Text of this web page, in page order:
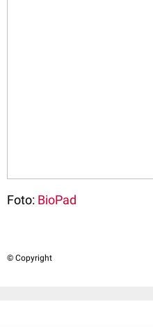
Foto: BioPad
© Copyright